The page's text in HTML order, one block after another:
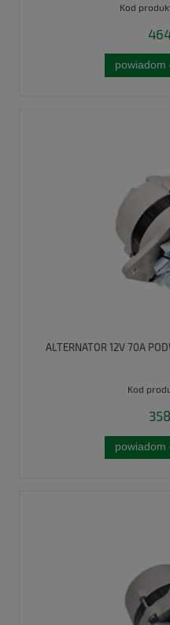
Kod
powiadom
ALTERNATOR 12V 70A
Kod
powiadom